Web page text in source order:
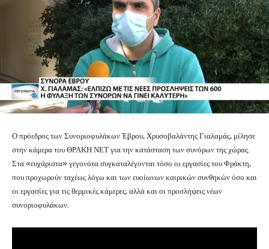
Ο πρόεδρος των Συνοριοφυλάκων Έβρου, Χρυσοβαλάντης Γιαλαμάς, μίλησε
στην κάμερα του ΘΡΑΚΗ ΝΕΤ για την κατάσταση των συνόρων της χώρας.
Στα «ευχάριστα» γεγονότα συγκαταλέγονται τόσο οι εργασίες του Φράκτη,
που προχωρούν ταχέως λόγω και των ευοίωνων καιρικών συνθηκών όσο και
οι εργασίες για τις θερμικές κάμερες, αλλά και οι προσλήψεις νέων
συνοριοφυλάκων.